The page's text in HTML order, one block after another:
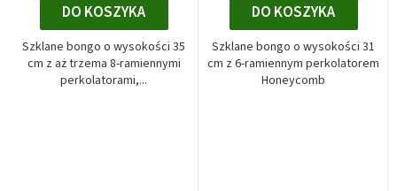
DO KOSZYKA
Szklane bongo o wysokości 35
cm z aż trzema 8-ramiennymi
perkolatorami,...
DO KOSZYKA
Szklane bongo o wysokości 31
cm z 6-ramiennym perkolatorem
Honeycomb